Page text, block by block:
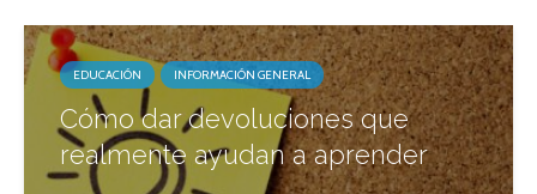
EDUCACIÓN INFORMACIÓN GENERAL
Cómo dar devoluciones que
realmente ayudan a aprender